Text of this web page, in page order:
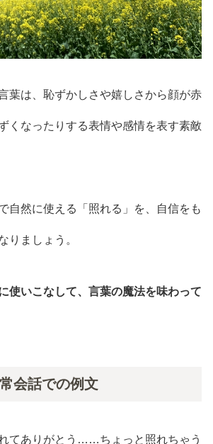
葉は、恥ずかしさや嬉しさから顔が赤
くなったりする表情や感情を表す素敵
自然に使える「照れる」を、自信をも
りましょう。
使いこなして、言葉の魔法を味わって
会話での例文
れてありがとう……ちょっと照れちゃう